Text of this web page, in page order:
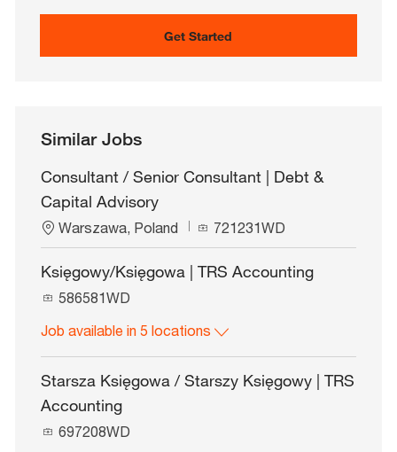
Get Started
Similar Jobs
Consultant / Senior Consultant | Debt &
Capital Advisory
L
o
c
a
t
o
Warszawa, Poland
J
o
b
721231WD
Księgowy/Księgowa | TRS Accounting
J
b
586581WD
Job available in 5 locations
Starsza Księgowa / Starszy Księgowy | TRS
Accounting
J
697208WD